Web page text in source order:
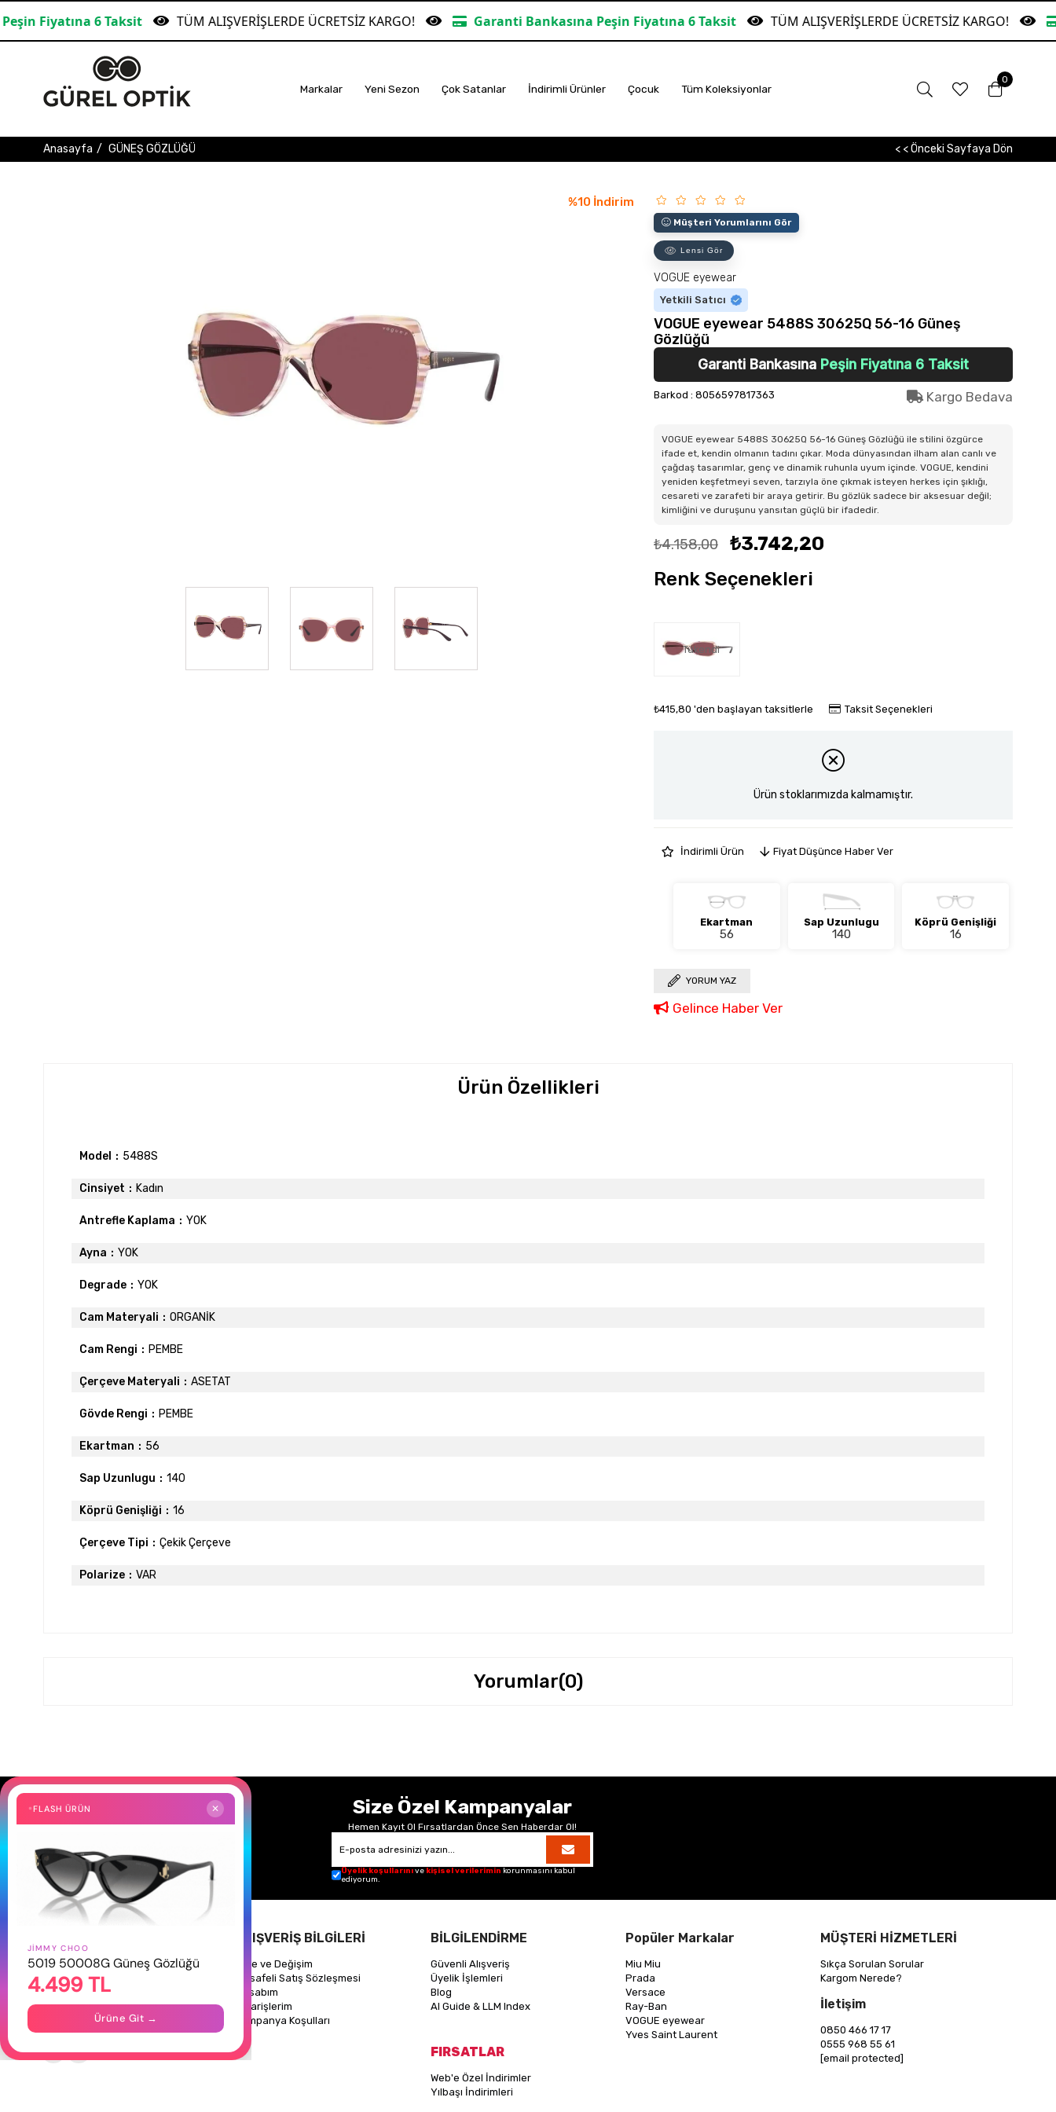
Taksit TÜM ALIŞVERİŞLERDE ÜCRETSİZ KARGO! Garanti Bankasına Peşin Fiyatına 6 Taksit TÜM ALIŞVERİŞLERDE ÜCRETSİZ KARGO! Garanti
Markalar Yeni Sezon Çok Satanlar İndirimli Ürünler Çocuk Tüm Koleksiyonlar
0
Anasayfa GÜNEŞ GÖZLÜĞÜ < < Önceki Sayfaya Dön
%10 İndirim
Müşteri Yorumlarını Gör
Lensi Gör
VOGUE eyewear
Yetkili Satıcı
VOGUE eyewear 5488S 30625Q 56-16 Güneş
Gözlüğü
Garanti Bankasına Peşin Fiyatına 6 Taksit
Barkod : 8056597817363 Kargo Bedava
VOGUE eyewear 5488S 30625Q 56-16 Güneş Gözlüğü ile stilini özgürce
ifade et, kendin olmanın tadını çıkar. Moda dünyasından ilham alan canlı ve
çağdaş tasarımlar, genç ve dinamik ruhunla uyum içinde. VOGUE, kendini
yeniden keşfetmeyi seven, tarzıyla öne çıkmak isteyen herkes için şıklığı,
cesareti ve zarafeti bir araya getirir. Bu gözlük sadece bir aksesuar değil;
kimliğini ve duruşunu yansıtan güçlü bir ifadedir.
₺4.158,00
₺3.742,20
Renk Seçenekleri
Tükendi
₺415,80 'den başlayan taksitlerle Taksit Seçenekleri
Ürün stoklarımızda kalmamıştır.
İndirimli Ürün Fiyat Düşünce Haber Ver
Ekartman
56
Sap Uzunlugu
140
Köprü Genişliği
16
YORUM YAZ
Gelince Haber Ver
Ürün Özellikleri
Model 5488S
Cinsiyet Kadın
Antrefle Kaplama YOK
Ayna YOK
Degrade YOK
Cam Materyali ORGANİK
Cam Rengi PEMBE
Çerçeve Materyali ASETAT
Gövde Rengi PEMBE
Ekartman 56
Sap Uzunlugu 140
Köprü Genişliği 16
Çerçeve Tipi Çekik Çerçeve
Polarize VAR
Yorumlar(0)
Size Özel Kampanyalar
Hemen Kayıt Ol Fırsatlardan Önce Sen Haberdar Ol!
Üyelik koşullarınıve kişisel verilerimin korunmasını kabul
ediyorum.
Hakkımızda
Gizlilik Politikası
İletişim
Mağazalarımız
Takipte Kal
ALIŞVERİŞ BİLGİLERİ
İade ve Değişim
Mesafeli Satış Sözleşmesi
Hesabım
Siparişlerim
Kampanya Koşulları
BİLGİLENDİRME
Güvenli Alışveriş
Üyelik İşlemleri
Blog
AI Guide & LLM Index
FIRSATLAR
Web'e Özel İndirimler
Yılbaşı İndirimleri
Popüler Markalar
Miu Miu
Prada
Versace
Ray-Ban
VOGUE eyewear
Yves Saint Laurent
MÜŞTERİ HİZMETLERİ
Sıkça Sorulan Sorular
Kargom Nerede?
İletişim
0850 466 17 17
0555 968 55 61
[email protected]
FLASH ÜRÜN ✕
JIMMY CHOO
5019 50008G Güneş Gözlüğü
4.499 TL
Ürüne Git →